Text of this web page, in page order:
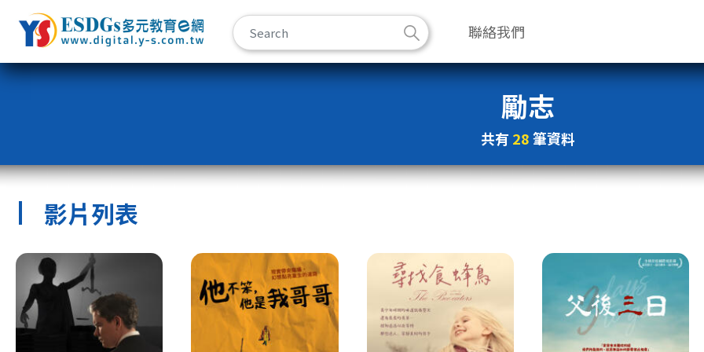
宇勗公播平台
聯絡我們
勵志
共有 28筆資料
影片列表